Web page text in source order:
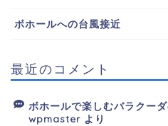
ボホールへの台風接近
最近のコメント
ボホールで楽しむバラクー
wpmaster より